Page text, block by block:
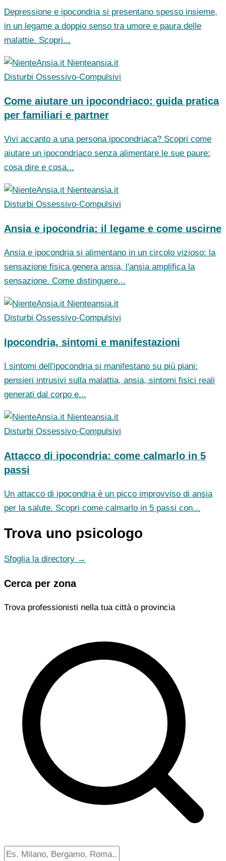
Depressione e ipocondria si presentano spesso insieme,
in un legame a doppio senso tra umore e paura delle
malattie. Scopri...
Nienteansia.it
Disturbi Ossessivo-Compulsivi
Come aiutare un ipocondriaco: guida pratica
per familiari e partner
Vivi accanto a una persona ipocondriaca? Scopri come
aiutare un ipocondriaco senza alimentare le sue paure:
cosa dire e cosa...
Nienteansia.it
Disturbi Ossessivo-Compulsivi
Ansia e ipocondria: il legame e come uscirne
Ansia e ipocondria si alimentano in un circolo vizioso: la
sensazione fisica genera ansia, l'ansia amplifica la
sensazione. Come distinguere...
Nienteansia.it
Disturbi Ossessivo-Compulsivi
Ipocondria, sintomi e manifestazioni
I sintomi dell'ipocondria si manifestano su più piani:
pensieri intrusivi sulla malattia, ansia, sintomi fisici reali
generati dal corpo e...
Nienteansia.it
Disturbi Ossessivo-Compulsivi
Attacco di ipocondria: come calmarlo in 5
passi
Un attacco di ipocondria è un picco improvviso di ansia
per la salute. Scopri come calmarlo in 5 passi con...
Trova uno psicologo
Sfoglia la directory →
Cerca per zona
Trova professionisti nella tua città o provincia